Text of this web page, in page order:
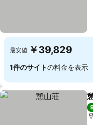
最安値 ￥39,829
1件のサイトの料金を表示